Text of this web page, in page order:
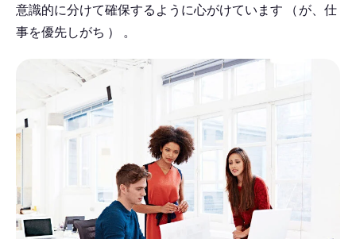
意識的に分けて確保するように心がけています
（ が、仕
事を優先しがち ） 。